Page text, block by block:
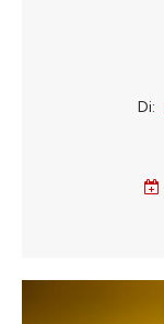
Di: